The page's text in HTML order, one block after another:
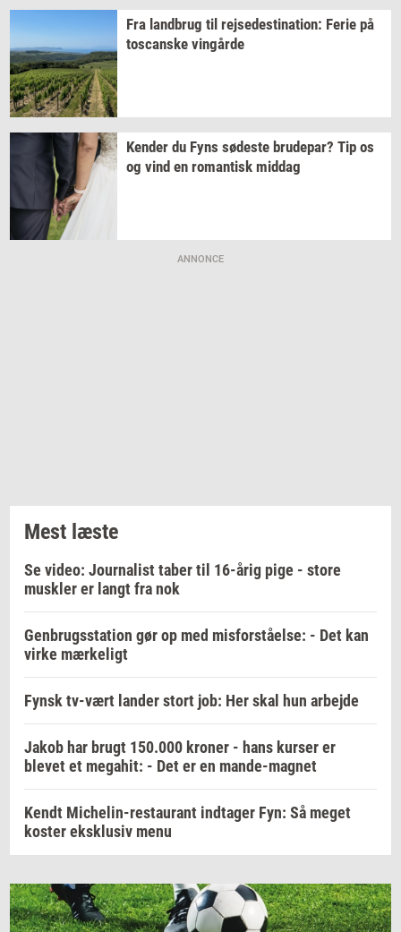
Fra land­brug til rej­se­desti­na­tion: Ferie på
toscan­ske vin­går­de
Ken­der du Fyns sø­de­ste bru­de­par? Tip os
og vind en ro­man­tisk mid­dag
ANNONCE
Mest læste
Se video: Journalist taber til 16-årig pige - store
muskler er langt fra nok
Genbrugsstation gør op med misforståelse: - Det kan
virke mærkeligt
Fynsk tv-vært lander stort job: Her skal hun arbejde
Jakob har brugt 150.000 kroner - hans kurser er
blevet et megahit: - Det er en mande-magnet
Kendt Michelin-restaurant indtager Fyn: Så meget
koster eksklusiv menu